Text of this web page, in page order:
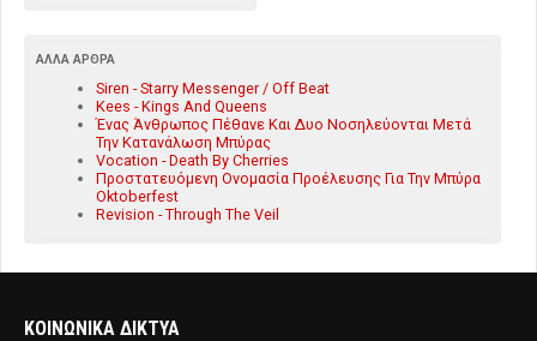
ΆΛΛΑ ΆΡΘΡΑ
Siren - Starry Messenger / Off Beat
Kees - Kings And Queens
Ένας Άνθρωπος Πέθανε Και Δυο Νοσηλεύονται Μετά
Την Κατανάλωση Μπύρας
Vocation - Death By Cherries
Προστατευόμενη Ονομασία Προέλευσης Για Την Μπύρα
Oktoberfest
Revision - Through The Veil
ΚΟΙΝΩΝΙΚΑ ΔΙΚΤΥΑ